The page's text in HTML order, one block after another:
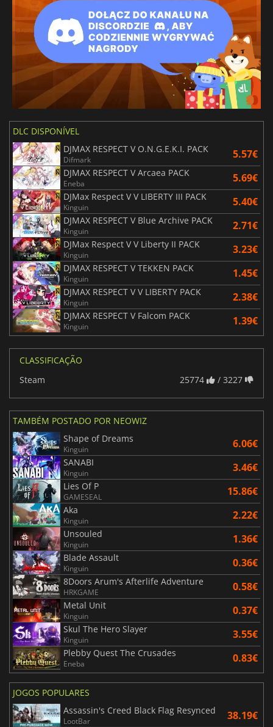
DLC DISPONÍVEL
DJMAX RESPECT V O.N.G.E.K.I. PACK
Difmark 5.57€
DJMAX RESPECT V Arcaea PACK
Eneba 5.69€
DJMax Respect V V LIBERTY III PACK
Kinguin 5.40€
DJMAX RESPECT V Blue Archive PACK
Kinguin 2.71€
DJMax Respect V V Liberty II PACK
Kinguin 3.23€
DJMAX RESPECT V TEKKEN PACK
Kinguin 1.45€
DJMAX RESPECT V V LIBERTY PACK
Kinguin 2.38€
DJMAX RESPECT V Falcom PACK
Kinguin 1.39€
CLASSIFICAÇÃO
Steam
25774 / 3227
TAMBÉM POSTADO POR NEOWIZ
Shape of Dreams
Kinguin 6.06€
SANABI
Kinguin 3.46€
Lies Of P
GAMESEAL 15.86€
Aka
Kinguin 2.22€
Unsouled
Kinguin 1.36€
Blade Assault
Kinguin 0.36€
8Doors Arum's Afterlife Adventure
HRKGAME 0.58€
Metal Unit
Kinguin 0.37€
Skul The Hero Slayer
Kinguin 3.55€
Plebby Quest The Crusades
Eneba 0.83€
JOGOS POPULARES
Assassin's Creed Black Flag Resynced
LootBar 38.19€